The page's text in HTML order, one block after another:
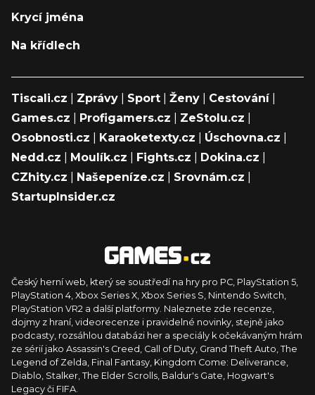
Krycí jména
Na křídlech
Tiscali.cz Zprávy Sport Ženy Cestování|
Games.cz
Profigamers.cz ZeStolu.cz
Osobnosti.cz
Karaoketexty.cz Úschovna.cz
Nedd.cz
Moulík.cz Fights.cz Dokina.cz
CZhity.cz
Našepeníze.cz Srovnám.cz
StartupInsider.cz
Český herní web, který se soustředí na hry pro PC, PlayStation 5,
PlayStation 4, Xbox Series X, Xbox Series S, Nintendo Switch,
PlayStation VR2 a další platformy. Naleznete zde recenze,
dojmy z hraní, videorecenze i pravidelné novinky, stejně jako
podcasty, rozsáhlou databázi her a speciály k očekávaným hrám
ze sérií jako Assassin's Creed, Call of Duty, Grand Theft Auto, The
Legend of Zelda, Final Fantasy, Kingdom Come: Deliverance,
Diablo, Stalker, The Elder Scrolls, Baldur's Gate, Hogwart's
Legacy či FIFA.